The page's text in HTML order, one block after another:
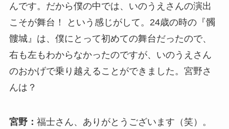
んです。だから僕の中では、いのうえさんの演出
こそが舞台！ という感じがして。24歳の時の『髑
髏城』は、僕にとって初めての舞台だったので、
右も左もわからなかったのですが、いのうえさん
のおかげで乗り越えることができました。宮野さ
んは？
宮野： 福士さん、ありがとうございます（笑）。